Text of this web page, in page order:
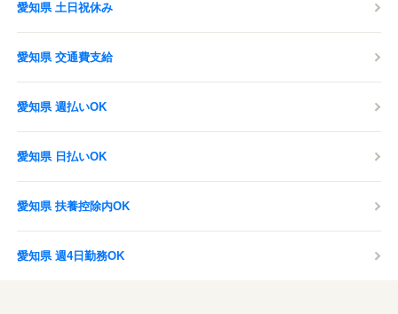
愛知県 土日祝休み
愛知県 交通費支給
愛知県 週払いOK
愛知県 日払いOK
愛知県 扶養控除内OK
愛知県 週4日勤務OK